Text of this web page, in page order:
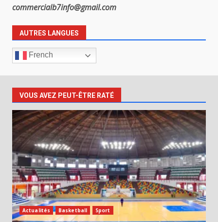
commercialb7info@gmail.com
AUTRES LANGUES
French
VOUS AVEZ PEUT-ÊTRE RATÉ
Actualités Basketball Sport